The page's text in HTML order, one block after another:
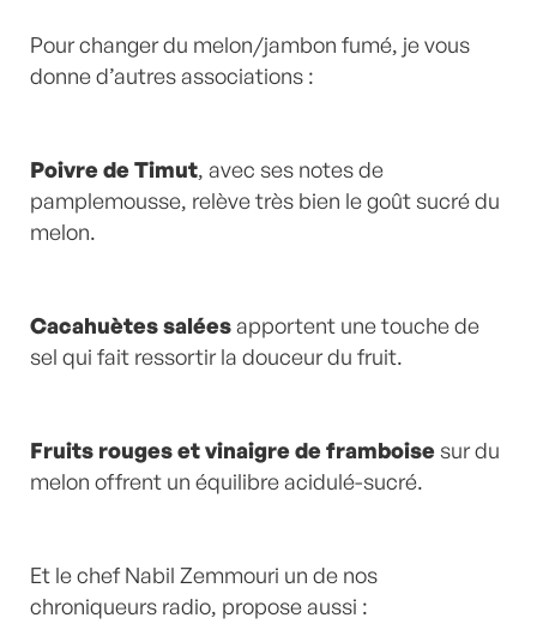
Pour changer du melon/jambon fumé, je vous
donne d’autres associations :
Poivre de Timut, avec ses notes de
pamplemousse, relève très bien le goût sucré du
melon.
Cacahuètes saléesapportent une touche de
sel qui fait ressortir la douceur du fruit.
Fruits rouges et vinaigre de framboisesur du
melon offrent un équilibre acidulé-sucré.
Et le chef Nabil Zemmouri un de nos
chroniqueurs radio, propose aussi :